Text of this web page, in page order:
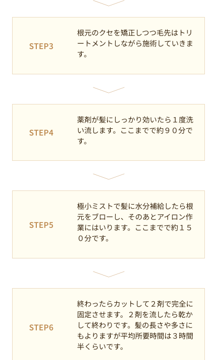
STEP3
根元のクセを矯正しつつ毛先はトリ
ートメントしながら施術していきま
す。
STEP4
薬剤が髪にしっかり効いたら１度洗
い流します。ここまでで約９０分で
す。
STEP5
極小ミストで髪に水分補給したら根
元をブローし、そのあとアイロン作
業にはいります。ここまでで約１５
０分です。
STEP6
終わったらカットして２剤で完全に
固定させます。２剤を流したら乾か
して終わりです。髪の長さや多さに
もよりますが平均所要時間は３時間
半くらいです。